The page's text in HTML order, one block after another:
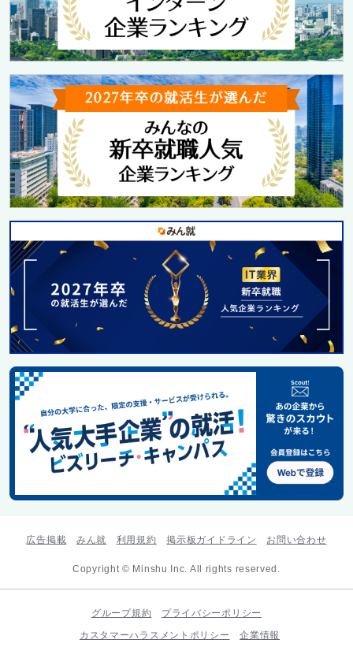
広告掲載 みん就 利用規約 掲示板ガイドライン お問い合わせ
Copyright © Minshu Inc. All rights reserved.
グループ規約
プライバシーポリシー
カスタマーハラスメントポリシー
企業情報